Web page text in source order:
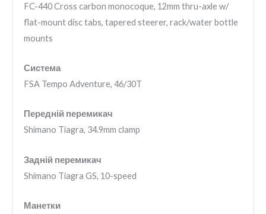
FC-440 Cross carbon monocoque, 12mm thru-axle w/
flat-mount disc tabs, tapered steerer, rack/water bottle
mounts
Система
FSA Tempo Adventure, 46/30T
Передній перемикач
Shimano Tiagra, 34.9mm clamp
Задній перемикач
Shimano Tiagra GS, 10-speed
Манетки